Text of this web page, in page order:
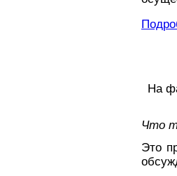
На
Что
Это